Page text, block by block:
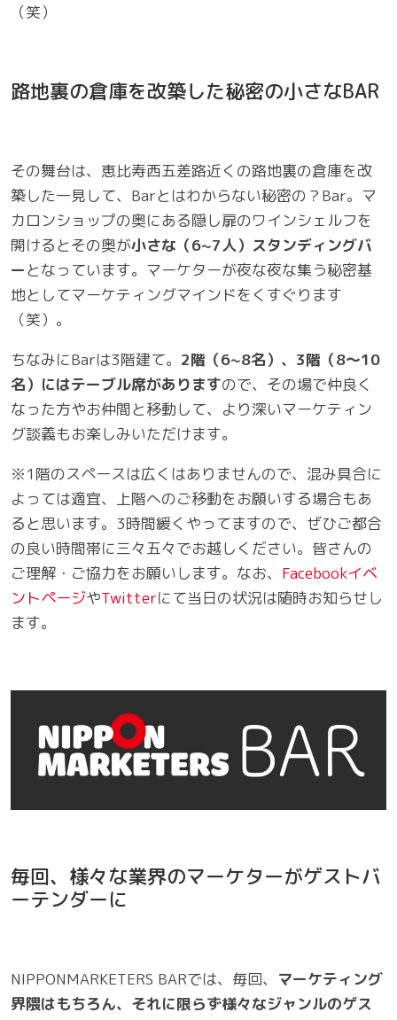
（笑）
路地裏の倉庫を改築した秘密の小さなBAR
その舞台は、恵比寿西五差路近くの路地裏の倉庫を改
築した一見して、Barとはわからない秘密の？Bar。マ
カロンショップの奥にある隠し扉のワインシェルフを
開けるとその奥が小さな（6~7人）スタンディングバ
ーとなっています。マーケターが夜な夜な集う秘密基
地としてマーケティングマインドをくすぐります
（笑）。
ちなみにBarは3階建て。 2階（6~8名）、3階（8～10
名）にはテーブル席がありますので、その場で仲良く
なった方やお仲間と移動して、より深いマーケティン
グ談義もお楽しみいただけます。
※1階のスペースは広くはありませんので、混み具合に
よっては適宜、上階へのご移動をお願いする場合もあ
ると思います。3時間緩くやってますので、ぜひご都合
の良い時間帯に三々五々でお越しください。皆さんの
ご理解・ご協力をお願いします。なお、 Facebookイベ
ントページやTwitterにて当日の状況は随時お知らせし
ます。
毎回、様々な業界のマーケターがゲストバ
ーテンダーに
NIPPONMARKETERS BARでは、毎回、 マーケティング
界隈はもちろん、それに限らず様々なジャンルのゲス